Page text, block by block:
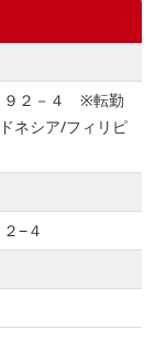
９２－４ ※転勤
ネシア/フィリピ
−４